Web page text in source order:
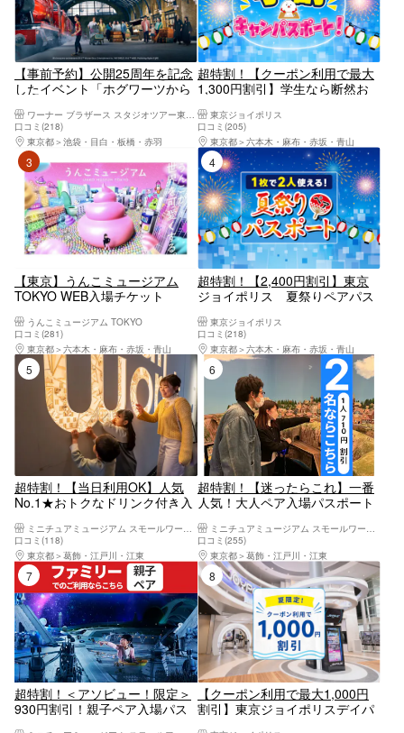
【事前予約】公開25周年を記念
したイベント「ホグワーツから
ブラザース スタジオツアー東京
– メイキング・オブ・ハリー・
ポッター
ワーナー ブラザース スタジオツアー東京 - メイキング・オブ・ハリー・ポッター
口コミ(218)
東京都
池袋・目白・板橋・赤羽
超特割！【クーポン利用で最大
1,300円割引】学生なら断然お
ンパスポート！
東京ジョイポリス
口コミ(205)
東京都
六本木・麻布・赤坂・青山
3位
【東京】うんこミュージアム
TOKYO WEB入場チケット
うんこミュージアム TOKYO
口コミ(281)
東京都
六本木・麻布・赤坂・青山
4位
超特割！【2,400円割引】東京
ジョイポリス 夏祭りペアパス
東京ジョイポリス
口コミ(218)
東京都
六本木・麻布・赤坂・青山
5位
超特割！【当日利用OK】人気
No.1★おトクなドリンク付き入
ミニチュアミュージアム スモールワールズ
口コミ(118)
東京都
葛飾・江戸川・江東
超特割！【迷ったらこれ】一番
人気！大人ペア入場パスポート
ミニチュアミュージアム スモールワールズ
口コミ(255)
東京都
葛飾・江戸川・江東
7位
超特割！＜アソビュー！限定＞
930円割引！親子ペア入場パス
8位
【クーポン利用で最大1,000円
割引】東京ジョイポリスデイパ